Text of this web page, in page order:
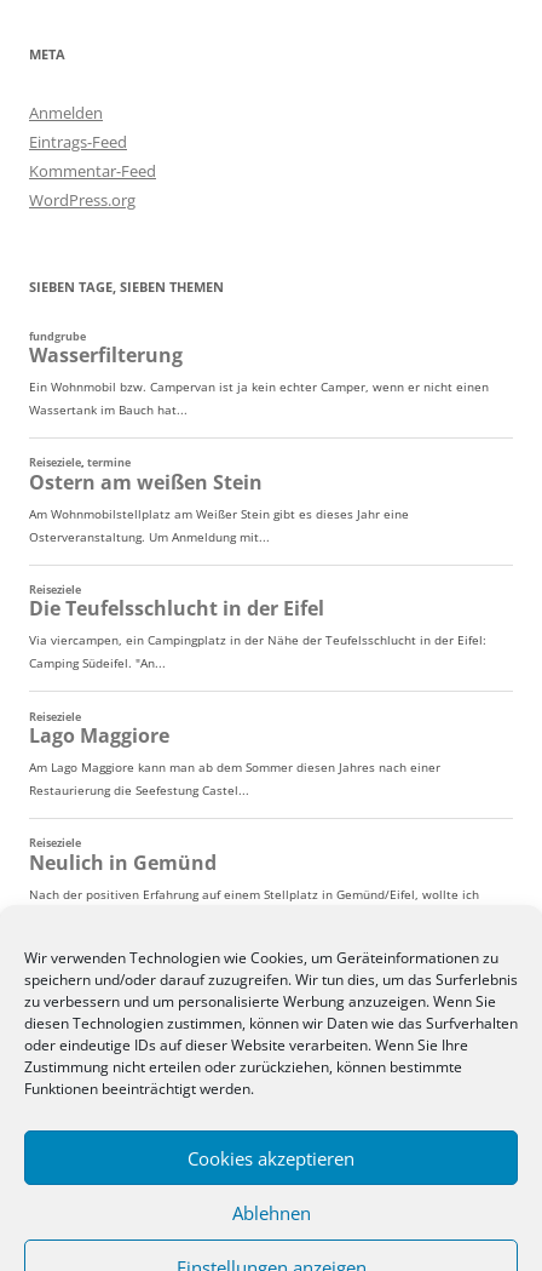
Wir verwenden Technologien wie Cookies, um Geräteinformationen zu
speichern und/oder darauf zuzugreifen. Wir tun dies, um das Surferlebnis
zu verbessern und um personalisierte Werbung anzuzeigen. Wenn Sie
diesen Technologien zustimmen, können wir Daten wie das Surfverhalten
oder eindeutige IDs auf dieser Website verarbeiten. Wenn Sie Ihre
Zustimmung nicht erteilen oder zurückziehen, können bestimmte
Funktionen beeinträchtigt werden.
Cookies akzeptieren
Ablehnen
META
Anmelden
Eintrags-Feed
Kommentar-Feed
WordPress.org
SIEBEN TAGE, SIEBEN THEMEN